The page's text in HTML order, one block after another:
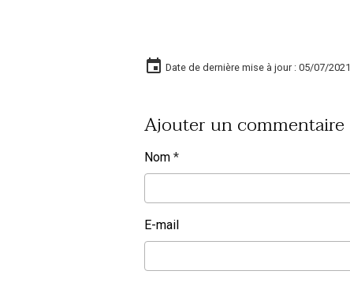
Date de dernière mise à jour : 05/07/2021
Ajouter un commentaire
Nom
E-mail